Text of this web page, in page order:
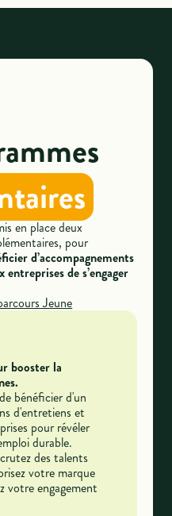
en place deux
pour
d’accompagnements
de s’engager
Jeune
booster la
bénéficier d'un
d'entretiens et
pour révéler
durable.
des talents
votre marque
votre engagement